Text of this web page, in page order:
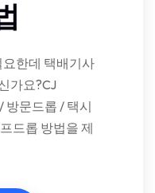
한데 택배기사
가요?CJ
방문드롭 / 택시
드롭 방법을 제